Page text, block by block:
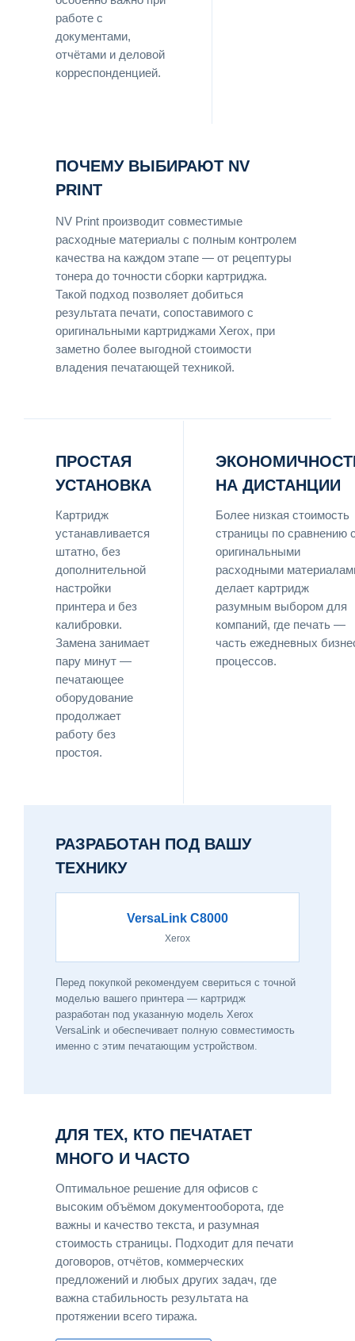
работе с
документами,
отчётами и деловой
корреспонденцией.
ПОЧЕМУ ВЫБИРАЮТ NV
PRINT
NV Print производит совместимые
расходные материалы с полным контролем
качества на каждом этапе — от рецептуры
тонера до точности сборки картриджа.
Такой подход позволяет добиться
результата печати, сопоставимого с
оригинальными картриджами Xerox, при
заметно более выгодной стоимости
владения печатающей техникой.
ПРОСТАЯ
УСТАНОВКА
Картридж
устанавливается
штатно, без
дополнительной
настройки
принтера и без
калибровки.
Замена занимает
пару минут —
печатающее
оборудование
продолжает
работу без
простоя.
НА ДИСТАНЦИИ
Более низкая стоимость
страницы по сравнению
оригинальными
расходными
делает картридж
разумным выбором для
компаний, где печать —
часть ежедневных
процессов.
РАЗРАБОТАН ПОД ВАШУ
ТЕХНИКУ
VersaLink C8000
Xerox
Перед покупкой рекомендуем свериться с точной
моделью вашего принтера — картридж
разработан под указанную модель Xerox
VersaLink и обеспечивает полную совместимость
именно с этим печатающим устройством.
ДЛЯ ТЕХ, КТО ПЕЧАТАЕТ
МНОГО И ЧАСТО
Оптимальное решение для офисов с
высоким объёмом документооборота, где
важны и качество текста, и разумная
стоимость страницы. Подходит для печати
договоров, отчётов, коммерческих
предложений и любых других задач, где
важна стабильность результата на
протяжении всего тиража.